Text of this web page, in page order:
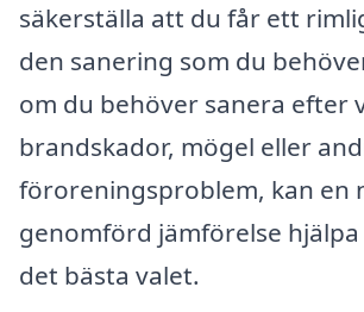
säkerställa att du får ett
den sanering som du
om du behöver sanera efter
brandskador, mögel eller
föroreningsproblem, kan en
genomförd jämförelse
det bästa valet.